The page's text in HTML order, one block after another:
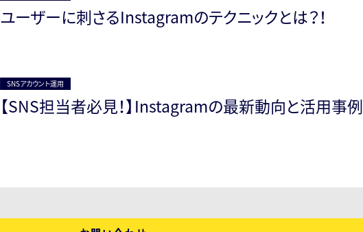
ユーザーに刺さるInstagramのテクニックとは？！
SNSアカウント運用
【SNS担当者必見！】Instagramの最新動向と活用事例